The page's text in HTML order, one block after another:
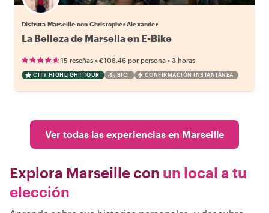
Disfruta Marseille con Christopher Alexander
La Belleza de Marsella en E-Bike
15 reseñas • €108.46 por persona • 3 horas
CITY HIGHLIGHT TOUR BICI CONFIRMACIÓN INSTANTÁNEA
Ver todas las experiencias en Marseille
Explora Marseille con un local a tu
elección